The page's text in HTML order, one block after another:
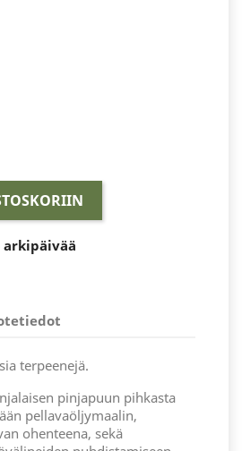
arkipäivää
terpeenejä.
pinjapuun pihkasta
pellavaöljymaalin,
ohenteena, sekä